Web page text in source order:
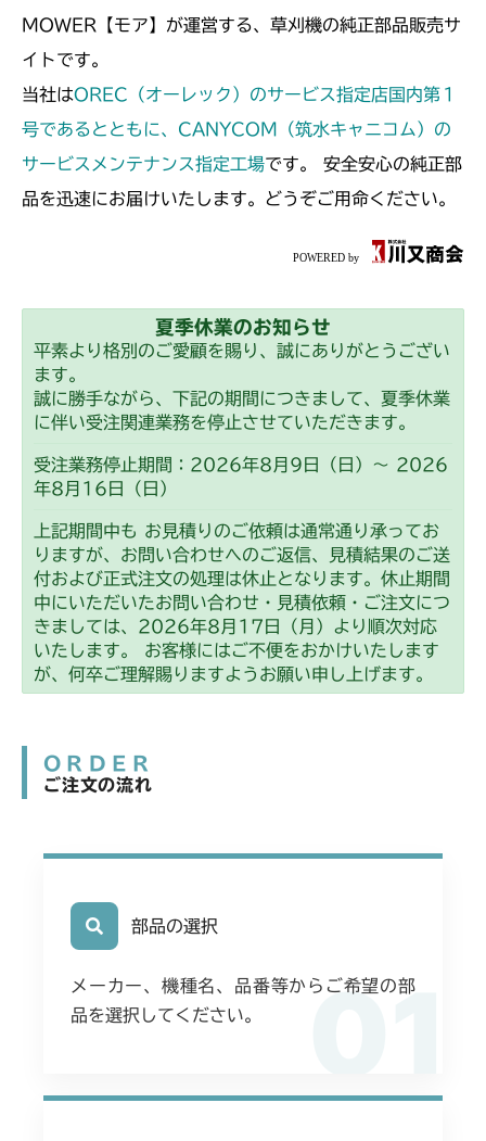
ミッション FIG1 ケース
CMX253
ミッション FIG1 ケース
CMX2202RC
ミッション FIG1 ケース
CMX2402HC
ミッション FIG1 ケース
CMX2404HC/V/S
ミッション FIG1 ケース
CMX2504
ミッション FIG1 ケース
CMX2506RC
ミッション FIG1 ケース
CMX2506YC/YCV/YCS
ミッション FIG1 ケース
CMX2508YC/YCS
MOWER【モア】が運営する、草刈機の純正部品販売サ
イトです。
当社はOREC（オーレック）のサービス指定店国内第１
号であるとともに、CANYCOM（筑水キャニコム）の
サービスメンテナンス指定工場です。 安全安心の純正部
品を迅速にお届けいたします。どうぞご用命ください。
夏季休業のお知らせ
平素より格別のご愛顧を賜り、誠にありがとうござい
ます。
誠に勝手ながら、下記の期間につきまして、夏季休業
に伴い受注関連業務を停止させていただきます。
受注業務停止期間：2026年8月9日（日）～ 2026
年8月16日（日）
上記期間中も お見積りのご依頼は通常通り承ってお
りますが、お問い合わせへのご返信、見積結果のご送
付および正式注文の処理は休止となります。休止期間
中にいただいたお問い合わせ・見積依頼・ご注文につ
きましては、2026年8月17日（月）より順次対応
いたします。 お客様にはご不便をおかけいたします
が、何卒ご理解賜りますようお願い申し上げます。
ORDER
ご注文の流れ
01
部品の選択
メーカー、機種名、品番等からご希望の部
品を選択してください。